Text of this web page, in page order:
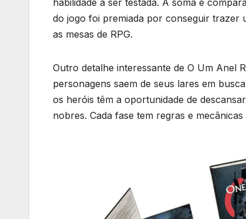
habilidade a ser testada. A soma é
do jogo foi premiada por conseguir trazer
as mesas de RPG.
Outro detalhe interessante de O Um Anel
personagens saem de seus lares em
os heróis têm a oportunidade de
nobres. Cada fase tem regras e